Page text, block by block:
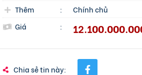
Thêm :
Chính chủ
Giá
:
Chia sẻ tin này: